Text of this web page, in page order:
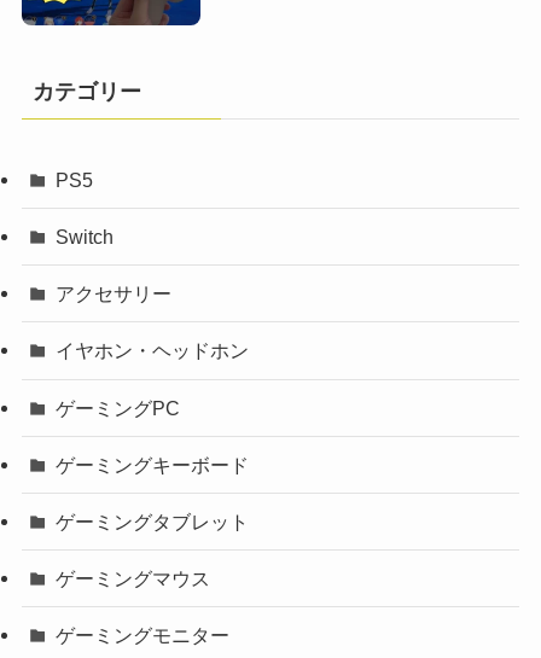
カテゴリー
PS5
Switch
アクセサリー
イヤホン・ヘッドホン
ゲーミングPC
ゲーミングキーボード
ゲーミングタブレット
ゲーミングマウス
ゲーミングモニター